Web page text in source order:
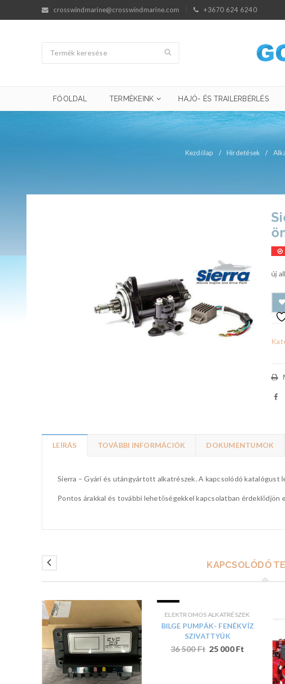
crosswindmarine@crosswindmarine.com +3670 624 6240
FŐOLDAL TERMÉKEINK HAJÓ- ÉS TRAILERBÉRLÉS
Kezdőlap / Hirdetések /
új
LEÍRÁS TOVÁBBI INFORMÁCIÓK DOKUMENTUMOK
Sierra – Gyári és utángyártott alkatrészek. A kapcsolódó katalógust
Pontos árakkal és további lehetőségekkel kapcsolatban érdeklődjön
KAPCSOLÓDÓ
ELEKTROMOS ALKATRÉSZEK
BILGE PUMPÁK- FENÉKVÍZ
SZIVATTYÚK
36 500Ft 25 000Ft